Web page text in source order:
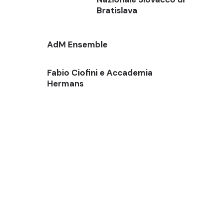
Bratislava
AdM Ensemble
Fabio Ciofini e Accademia
Hermans